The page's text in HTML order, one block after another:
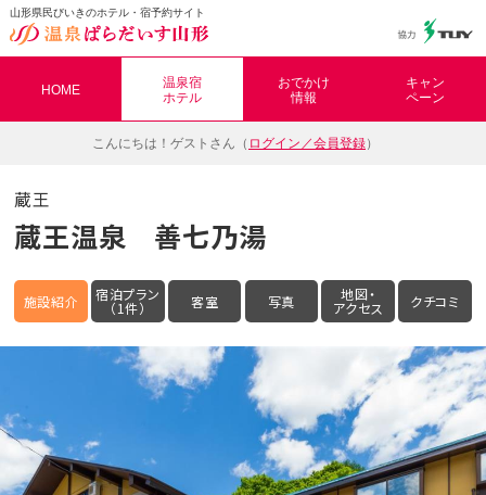
山形県民びいきのホテル・宿予約サイト
HOME
温泉宿
ホテル
おでかけ
情報
キャン
ペーン
こんにちは！ ゲストさん（ ログイン／会員登録）
蔵王
蔵王温泉 善七乃湯
施設紹介 宿泊プラン
（1件） 客室 写真 地図・
アクセス クチコミ